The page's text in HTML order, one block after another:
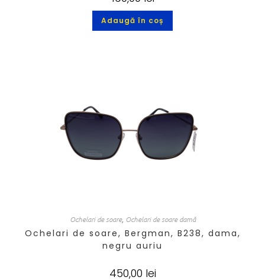
Adaugă în coș
Ochelari de soare, Ochelari de soare damă
Ochelari de soare, Bergman, B238, dama,
negru auriu
450,00 lei